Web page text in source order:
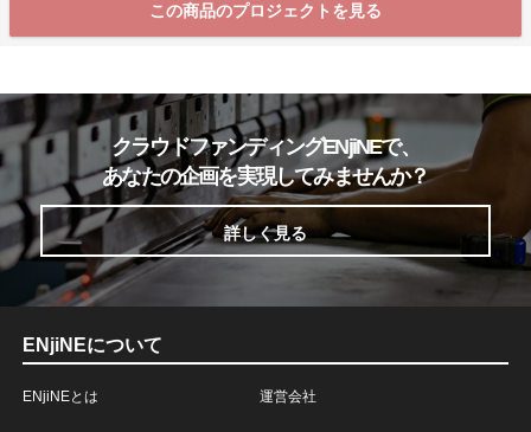
この商品のプロジェクトを見る
クラウドファンディングENjiNEで、
あなたの企画を実現してみませんか？
詳しく見る
ENjiNEについて
ENjiNEとは 運営会社